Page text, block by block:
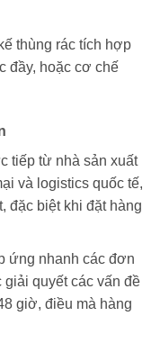
thùng rác tích hợp
đầy, hoặc cơ chế
tiếp từ nhà sản xuất
và logistics quốc tế,
đặc biệt khi đặt hàng
ứng nhanh các đơn
giải quyết các vấn đề
giờ, điều mà hàng